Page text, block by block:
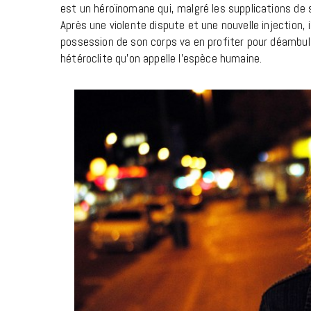
est un héroïnomane qui, malgré les supplications
Après une violente dispute et une nouvelle
possession de son corps va en profiter pour
hétéroclite qu’on appelle l’espèce humaine.